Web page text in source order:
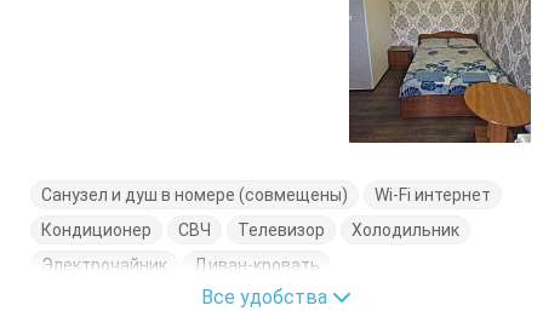
Санузел и душ в номере (совмещены)
Wi-Fi интернет
Кондиционер
СВЧ Телевизор
Холодильник
Электрочайник
Диван-кровать
Журнальный столик
Кровать двуспальная
Все удобства